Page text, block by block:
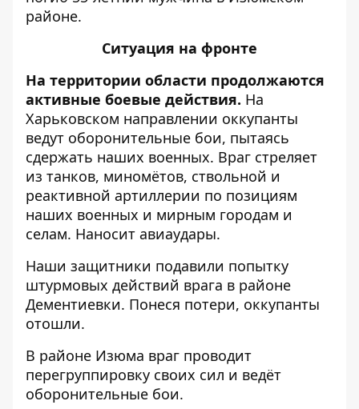
районе.
Ситуация на фронте
На территории области продолжаются
активные боевые действия. На
Харьковском направлении оккупанты
ведут оборонительные бои, пытаясь
сдержать наших военных. Враг стреляет
из танков, миномётов, ствольной и
реактивной артиллерии по позициям
наших военных и мирным городам и
селам. Наносит авиаудары.
Наши защитники подавили попытку
штурмовых действий врага в районе
Дементиевки. Понеся потери, оккупанты
отошли.
В районе Изюма враг проводит
перегруппировку своих сил и ведёт
оборонительные бои.